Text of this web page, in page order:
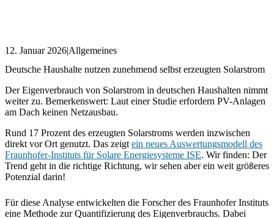
12. Januar 2026|Allgemeines
Deutsche Haushalte nutzen zunehmend selbst erzeugten Solarstrom
Der Eigenverbrauch von Solarstrom in deutschen Haushalten nimmt
weiter zu. Bemerkenswert: Laut einer Studie erfordern PV-Anlagen
am Dach keinen Netzausbau.
Rund 17 Prozent des erzeugten Solarstroms werden inzwischen
direkt vor Ort genutzt. Das zeigtein neues Auswertungsmodell des
Fraunhofer-Instituts für Solare Energiesysteme ISE. Wir finden: Der
Trend geht in die richtige Richtung, wir sehen aber ein weit größeres
Potenzial darin!
Für diese Analyse entwickelten die Forscher des Fraunhofer Instituts
eine Methode zur Quantifizierung des Eigenverbrauchs. Dabei